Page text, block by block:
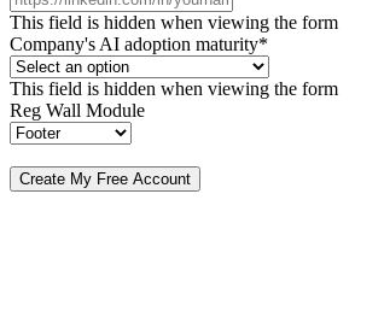
This field is hidden when viewing the form
Company's AI adoption maturity*
This field is hidden when viewing the form
Reg Wall Module